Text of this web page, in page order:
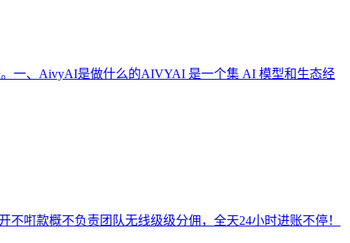
一、AivyAI是做什么的AIVYAI 是一个集 AI 模型和生态经
咑款概不负责团队无线级级分佣，全天24小时进账不停！